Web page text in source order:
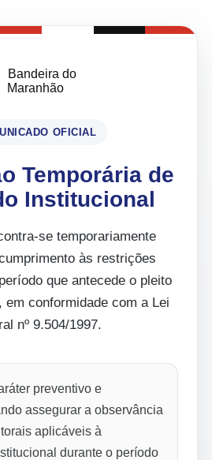
OFICIAL
Temporária de
Institucional
se temporariamente
às restrições
que antecede o pleito
em conformidade com a Lei
nº 9.504/1997.
preventivo e
assegurar a observância
aplicáveis à
durante o período